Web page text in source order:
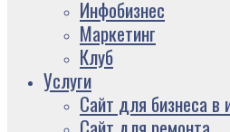
Инфобизнес
Маркетинг
Клуб
Услуги
Сайт для бизнеса в